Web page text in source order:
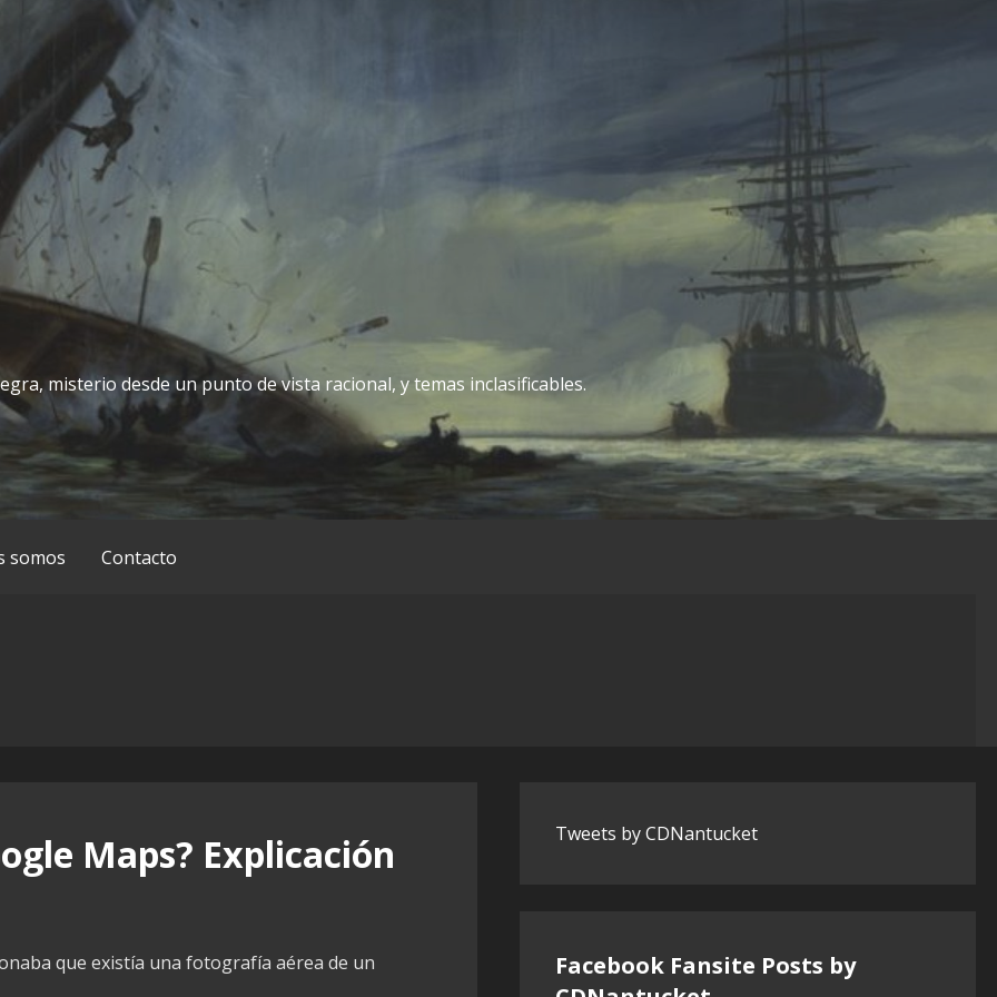
misterio desde un punto de vista racional, y temas inclasificables.
somos Contacto
Maps? Explicación
que existía una fotografía aérea de un
Tweets by CDNantucket
Facebook Fansite Posts by